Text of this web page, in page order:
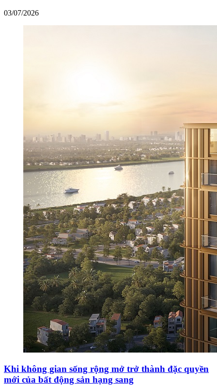
03/07/2026
Khi không gian sống rộng mở trở thành đặc quyền
mới của bất động sản hạng sang